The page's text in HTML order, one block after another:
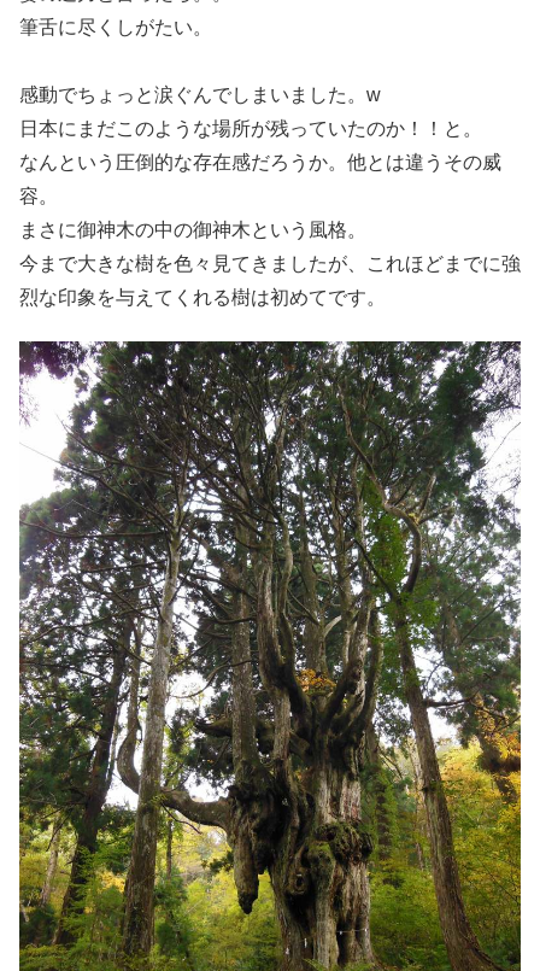
筆舌に尽くしがたい。
感動でちょっと涙ぐんでしまいました。w
日本にまだこのような場所が残っていたのか！！と。
なんという圧倒的な存在感だろうか。他とは違うその威
容。
まさに御神木の中の御神木という風格。
今まで大きな樹を色々見てきましたが、これほどまでに強
烈な印象を与えてくれる樹は初めてです。